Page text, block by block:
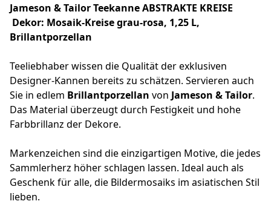
Jameson & Tailor Teekanne ABSTRAKTE KREISE
Dekor: Mosaik-Kreise grau-rosa, 1,25 L,
Brillantporzellan
Teeliebhaber wissen die Qualität der exklusiven
Designer-Kannen bereits zu schätzen. Servieren auch
Sie in edlem Brillantporzellan von Jameson & Tailor.
Das Material überzeugt durch Festigkeit und hohe
Farbbrillanz der Dekore.
Markenzeichen sind die einzigartigen Motive, die jedes
Sammlerherz höher schlagen lassen. Ideal auch als
Geschenk für alle, die Bildermosaiks im asiatischen Stil
lieben.